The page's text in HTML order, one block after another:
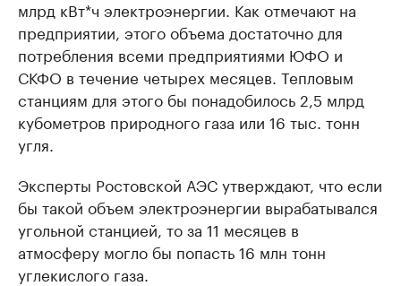
млрд кВт*ч электроэнергии. Как отмечают на
предприятии, этого объема достаточно для
потребления всеми предприятиями ЮФО и
СКФО в течение четырех месяцев. Тепловым
станциям для этого бы понадобилось 2,5 млрд
кубометров природного газа или 16 тыс. тонн
угля.
Эксперты Ростовской АЭС утверждают, что если
бы такой объем электроэнергии вырабатывался
угольной станцией, то за 11 месяцев в
атмосферу могло бы попасть 16 млн тонн
углекислого газа.